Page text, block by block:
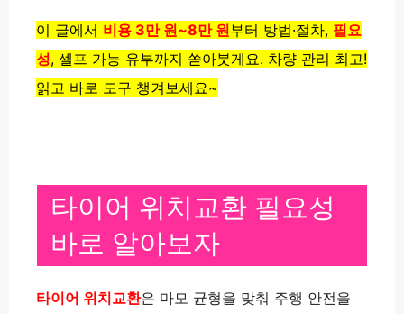
이 글에서 비용 3만 원~8만 원부터 방법·절차, 필요
성, 셀프 가능 유부까지 쏟아붓게요. 차량 관리 최고!
읽고 바로 도구 챙겨보세요~
타이어 위치교환 필요성
바로 알아보자
타이어 위치교환은 마모 균형을 맞춰 주행 안전을